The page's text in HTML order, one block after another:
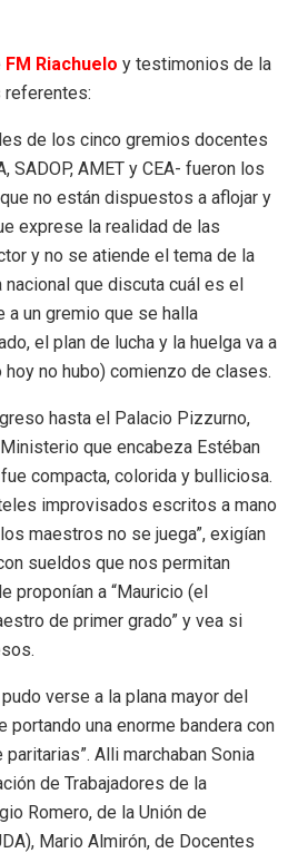
FM Riachuelo y testimonios de la
referentes:
de los cinco gremios docentes
SADOP, AMET y CEA- fueron los
no están dispuestos a aflojar y
exprese la realidad de las
y no se atiende el tema de la
nacional que discuta cuál es el
a un gremio que se halla
el plan de lucha y la huelga va a
hoy no hubo) comienzo de clases.
hasta el Palacio Pizzurno,
que encabeza Estéban
compacta, colorida y bulliciosa.
improvisados escritos a mano
maestros no se juega”, exigían
sueldos que nos permitan
proponían a “Mauricio (el
de primer grado” y vea si
verse a la plana mayor del
portando una enorme bandera con
paritarias”. Alli marchaban Sonia
de Trabajadores de la
Romero, de la Unión de
Mario Almirón, de Docentes